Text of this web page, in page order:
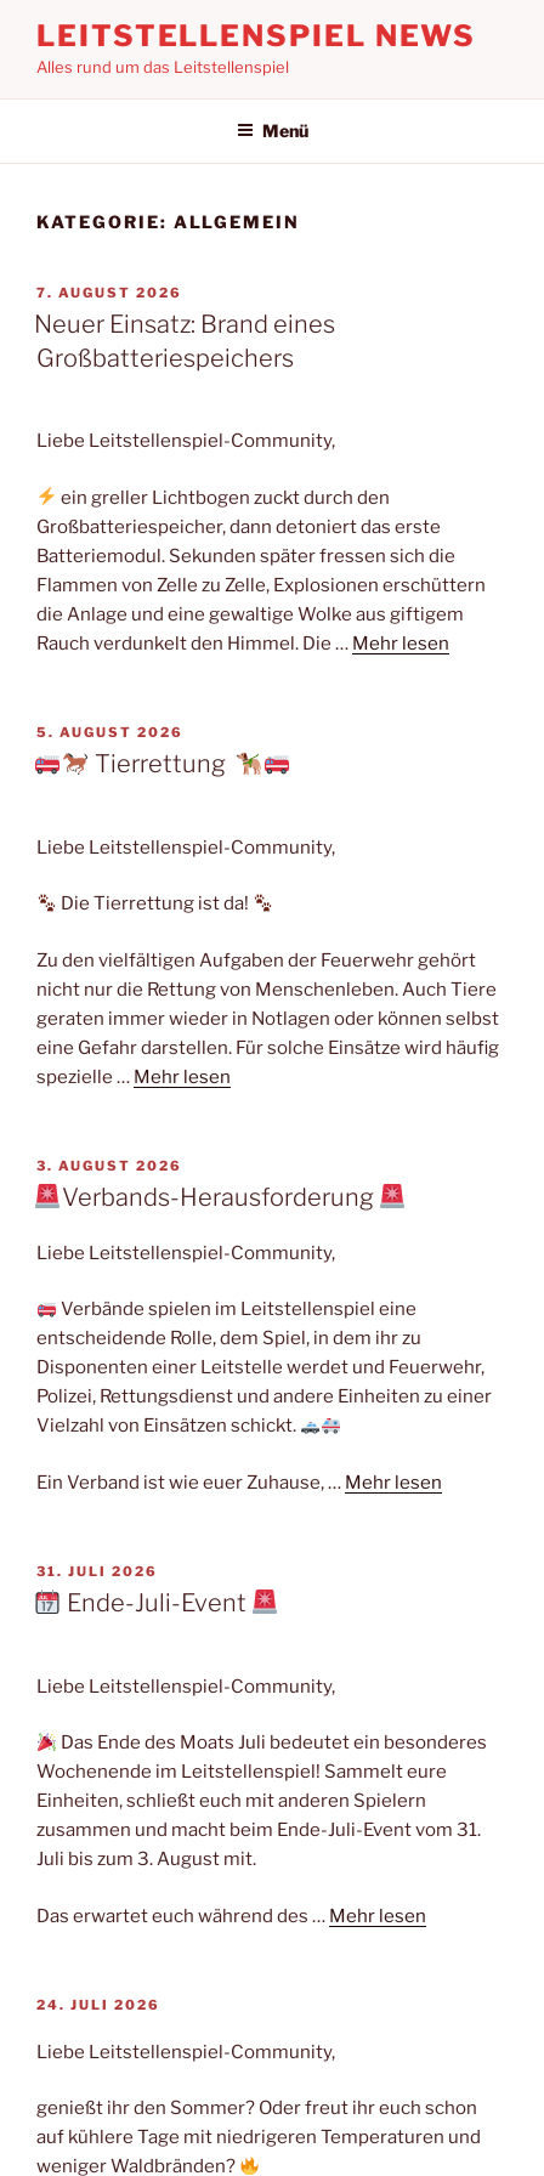
Inhalt
springen
LEITSTELLENSPIEL NEWS
Alles rund um das Leitstellenspiel
Menü
KATEGORIE: ALLGEMEIN
VERÖFFENTLICHT
AM
7. AUGUST 2026
Neuer Einsatz: Brand eines
Großbatteriespeichers
Liebe Leitstellenspiel-Community,
ein greller Lichtbogen zuckt durch den
Großbatteriespeicher, dann detoniert das erste
Batteriemodul. Sekunden später fressen sich die
Flammen von Zelle zu Zelle, Explosionen erschüttern
die Anlage und eine gewaltige Wolke aus giftigem
Rauch verdunkelt den Himmel. Die … Mehr lesen
VERÖFFENTLICHT
AM
5. AUGUST 2026
Tierrettung
Liebe Leitstellenspiel-Community,
Die Tierrettung ist da!
Zu den vielfältigen Aufgaben der Feuerwehr gehört
nicht nur die Rettung von Menschenleben. Auch Tiere
geraten immer wieder in Notlagen oder können selbst
eine Gefahr darstellen. Für solche Einsätze wird häufig
spezielle … Mehr lesen
VERÖFFENTLICHT
AM
3. AUGUST 2026
Verbands-Herausforderung
Liebe Leitstellenspiel-Community,
Verbände spielen im Leitstellenspiel eine
entscheidende Rolle, dem Spiel, in dem ihr zu
Disponenten einer Leitstelle werdet und Feuerwehr,
Polizei, Rettungsdienst und andere Einheiten zu einer
Vielzahl von Einsätzen schickt.
Ein Verband ist wie euer Zuhause, … Mehr lesen
VERÖFFENTLICHT
AM
31. JULI 2026
Ende-Juli-Event
Liebe Leitstellenspiel-Community,
Das Ende des Moats Juli bedeutet ein besonderes
Wochenende im Leitstellenspiel! Sammelt eure
Einheiten, schließt euch mit anderen Spielern
zusammen und macht beim Ende-Juli-Event vom 31.
Juli bis zum 3. August mit.
Das erwartet euch während des … Mehr lesen
VERÖFFENTLICHT
24. JULI 2026
Liebe Leitstellenspiel-Community,
genießt ihr den Sommer? Oder freut ihr euch schon
auf kühlere Tage mit niedrigeren Temperaturen und
weniger Waldbränden?